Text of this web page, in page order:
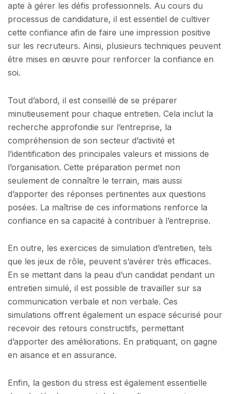
apte à gérer les défis professionnels. Au cours du
processus de candidature, il est essentiel de cultiver
cette confiance afin de faire une impression positive
sur les recruteurs. Ainsi, plusieurs techniques peuvent
être mises en œuvre pour renforcer la confiance en
soi.
Tout d’abord, il est conseillé de se préparer
minutieusement pour chaque entretien. Cela inclut la
recherche approfondie sur l’entreprise, la
compréhension de son secteur d’activité et
l’identification des principales valeurs et missions de
l’organisation. Cette préparation permet non
seulement de connaître le terrain, mais aussi
d’apporter des réponses pertinentes aux questions
posées. La maîtrise de ces informations renforce la
confiance en sa capacité à contribuer à l’entreprise.
En outre, les exercices de simulation d’entretien, tels
que les jeux de rôle, peuvent s’avérer très efficaces.
En se mettant dans la peau d’un candidat pendant un
entretien simulé, il est possible de travailler sur sa
communication verbale et non verbale. Ces
simulations offrent également un espace sécurisé pour
recevoir des retours constructifs, permettant
d’apporter des améliorations. En pratiquant, on gagne
en aisance et en assurance.
Enfin, la gestion du stress est également essentielle